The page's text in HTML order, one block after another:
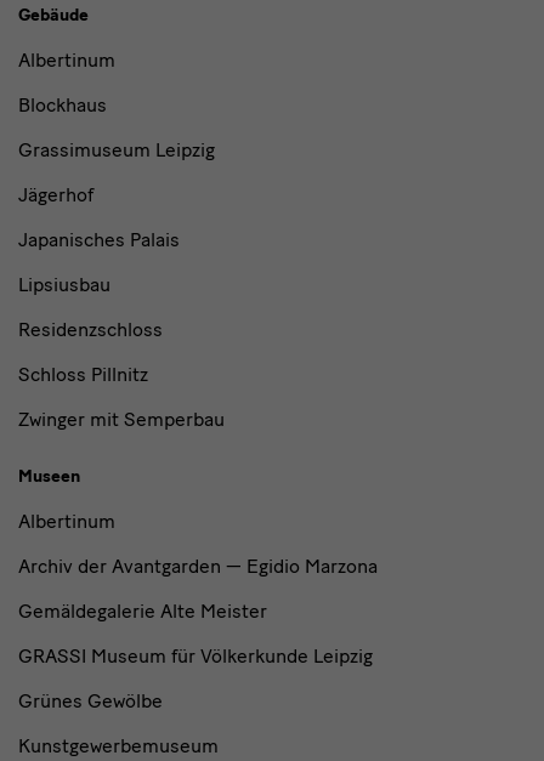
Gebäude,
Museen
Gebäude
Albertinum
Blockhaus
Grassimuseum Leipzig
Jägerhof
Japanisches Palais
Lipsiusbau
Residenzschloss
Schloss Pillnitz
Zwinger mit Semperbau
Museen
Albertinum
Archiv der Avantgarden — Egidio Marzona
Gemäldegalerie Alte Meister
GRASSI Museum für Völkerkunde Leipzig
Grünes Gewölbe
Kunstgewerbemuseum